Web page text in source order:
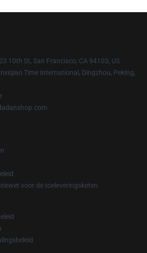
10th St, San Francisco, CA 94103, US
Time International, Dingzhou, Peking,
voor de toeleveringsketen